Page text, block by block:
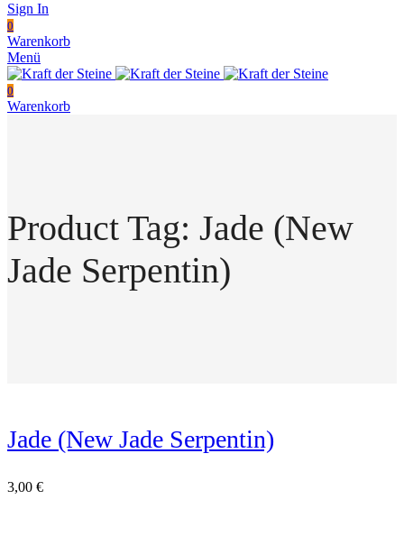
Sign In
0
Warenkorb
Menü
0
Warenkorb
Product Tag: Jade (New
Jade Serpentin)
Jade (New Jade Serpentin)
3,00 €